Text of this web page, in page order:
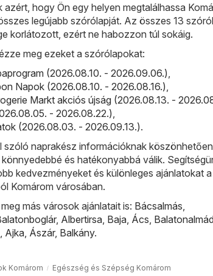
hogy Ön egy helyen megtalálhassa
legújabb szórólapját. Az összes 13
korlátozott, ezért ne habozzon túl sokáig.
meg ezeket a szórólapokat:
(2026.08.10. - 2026.09.06.)
Napok (2026.08.10. - 2026.08.16.)
Markt akciós újság (2026.08.13. -
- 2026.08.22.)
(2026.08.03. - 2026.09.13.).
naprakész információknak
és hatékonyabbá válik.
kedvezményeket és különleges ajánlatokat a
Komárom városában.
más városok ajánlatait is: Bácsalmás
, Albertirsa Baja Ács
Ajka Ászár, Balkány.
Komárom Egészség és Szépség Komárom